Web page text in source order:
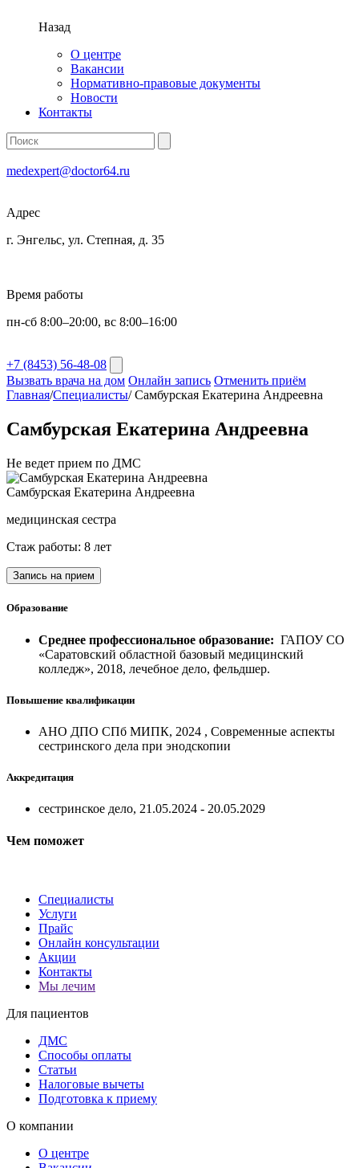
Назад
О центре
Вакансии
Нормативно-правовые документы
Новости
Контакты
medexpert@doctor64.ru
Адрес
г. Энгельс, ул. Степная, д. 35
Время работы
пн-сб 8:00–20:00, вс 8:00–16:00
+7 (8453) 56-48-08
Вызвать врача на дом Онлайн запись Отменить приём
Главная/Специалисты/ Самбурская Екатерина Андреевна
Самбурская Екатерина Андреевна
Не ведет прием по ДМС
Самбурская Екатерина Андреевна
медицинская сестра
Стаж работы: 8 лет
Запись на прием
Образование
Среднее профессиональное образование: ГАПОУ СО
«Саратовский областной базовый медицинский
колледж», 2018, лечебное дело, фельдшер.
Повышение квалификации
АНО ДПО СПб МИПК, 2024 , Современные аспекты
сестринского дела при энодскопии
Аккредитация
сестринское дело, 21.05.2024 - 20.05.2029
Чем поможет
Специалисты
Услуги
Прайс
Онлайн консультации
Акции
Контакты
Мы лечим
Для пациентов
ДМС
Способы оплаты
Статьи
Налоговые вычеты
Подготовка к приему
О компании
О центре